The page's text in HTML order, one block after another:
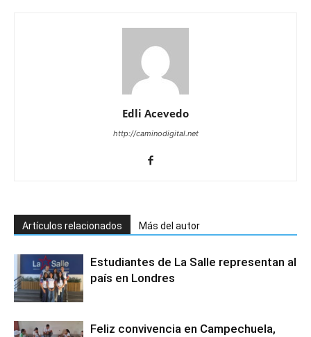
Edli Acevedo
http://caminodigital.net
Artículos relacionados Más del autor
Estudiantes de La Salle representan al
país en Londres
Feliz convivencia en Campechuela,